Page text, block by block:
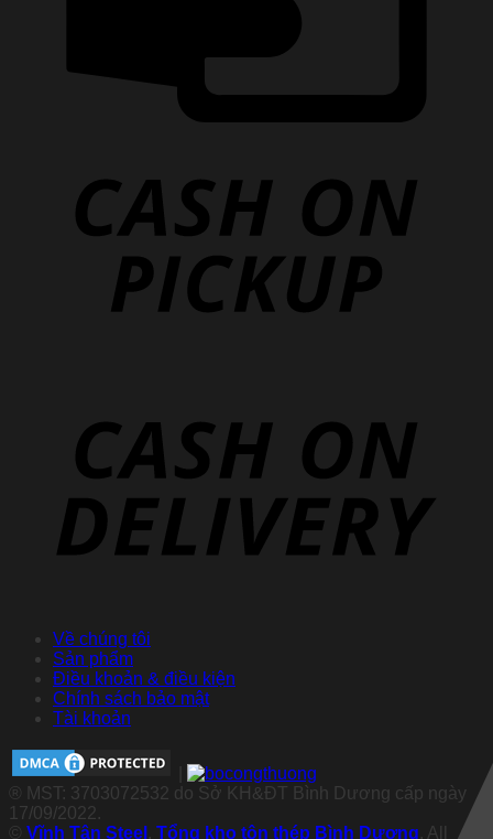
Về chúng tôi
Sản phẩm
Điều khoản & điều kiện
Chính sách bảo mật
Tài khoản
® MST: 3703072532 do Sở KH&ĐT Bình Dương cấp ngày
17/09/2022.
© Vĩnh Tân Steel . Tổng kho tôn thép Bình Dương. All